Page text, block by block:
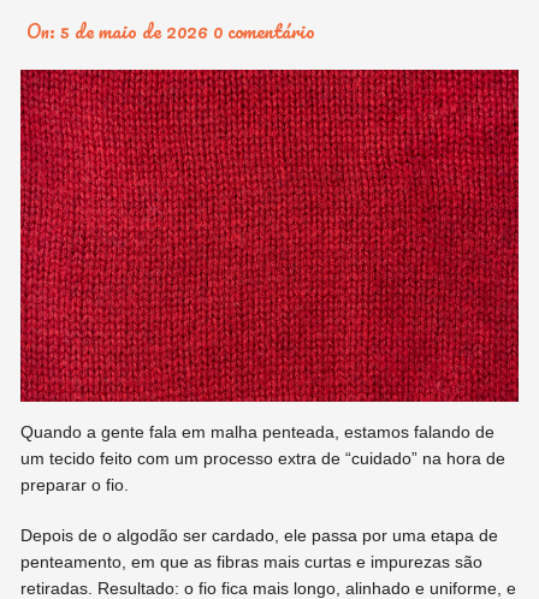
On:5 de maio de 20260 comentário
Quando a gente fala em malha penteada, estamos falando de
um tecido feito com um processo extra de “cuidado” na hora de
preparar o fio.
Depois de o algodão ser cardado, ele passa por uma etapa de
penteamento, em que as fibras mais curtas e impurezas são
retiradas. Resultado: o fio fica mais longo, alinhado e uniforme, e